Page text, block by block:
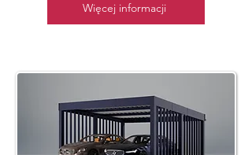
Więcej informacji